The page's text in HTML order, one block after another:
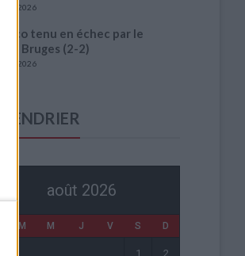
2026
tenu en échec par le
Bruges (2-2)
2026
août 2026
M M J V S D
1 2